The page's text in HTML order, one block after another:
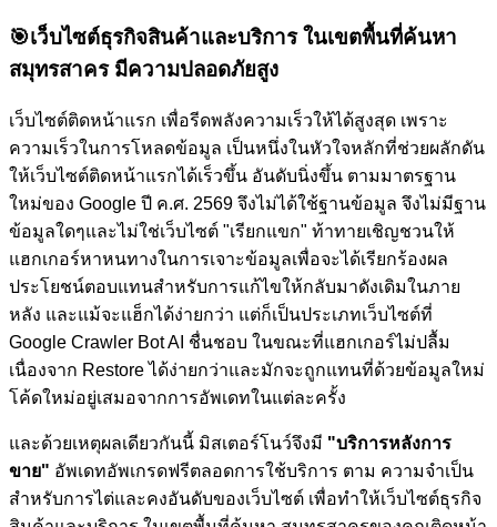
🎯เว็บไซต์ธุรกิจสินค้าและบริการ ในเขตพื้นที่ค้นหา
สมุทรสาคร มีความปลอดภัยสูง
เว็บไซต์ติดหน้าแรก เพื่อรีดพลังความเร็วให้ได้สูงสุด เพราะ
ความเร็วในการโหลดข้อมูล เป็นหนึ่งในหัวใจหลักที่ช่วยผลักดัน
ให้เว็บไซต์ติดหน้าแรกได้เร็วขึ้น อันดับนิ่งขึ้น ตามมาตรฐาน
ใหม่ของ Google ปี ค.ศ. 2569 จึงไม่ได้ใช้ฐานข้อมูล จึงไม่มีฐาน
ข้อมูลใดๆและไม่ใช่เว็บไซต์ "เรียกแขก" ท้าทายเชิญชวนให้
แฮกเกอร์หาหนทางในการเจาะข้อมูลเพื่อจะได้เรียกร้องผล
ประโยชน์ตอบแทนสำหรับการแก้ไขให้กลับมาดังเดิมในภาย
หลัง และแม้จะแฮ็กได้ง่ายกว่า แต่ก็เป็นประเภทเว็บไซต์ที่
Google Crawler Bot AI ชื่นชอบ ในขณะที่แฮกเกอร์ไม่ปลื้ม
เนื่องจาก Restore ได้ง่ายกว่าและมักจะถูกแทนที่ด้วยข้อมูลใหม่
โค้ดใหม่อยู่เสมอจากการอัพเดทในแต่ละครั้ง
และด้วยเหตุผลเดียวกันนี้ มิสเตอร์โนว์จึงมี "บริการหลังการ
ขาย" อัพเดทอัพเกรดฟรีตลอดการใช้บริการ ตาม ความจำเป็น
สำหรับการไต่และคงอันดับของเว็บไซต์ เพื่อทำให้เว็บไซต์ธุรกิจ